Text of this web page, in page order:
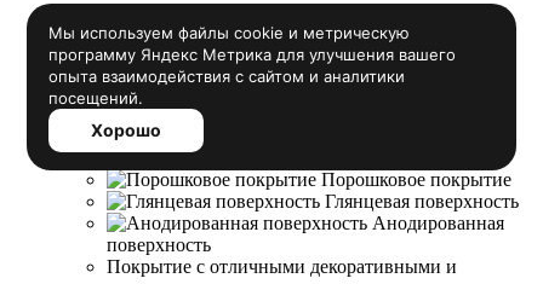
Порошковое покрытие
Глянцевая поверхность
Анодированная
поверхность
Покрытие с отличными декоративными и